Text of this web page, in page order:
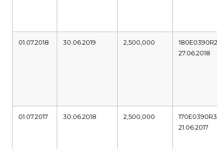
01.07.2018 30.06.2019 2,500,000
27.06.2018
01.07.2017 30.06.2018 2,500,000
21.06.2017